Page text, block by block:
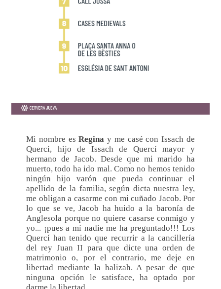
Mi nombre esReginay me casé con Issach de
Quercí, hijo de Issach de Quercí mayor y
hermano de Jacob. Desde que mi marido ha
muerto, todo ha ido mal. Como no hemos tenido
ningún hijo varón que pueda continuar el
apellido de la familia, según dicta nuestra ley,
me obligan a casarme con mi cuñado Jacob. Por
lo que se ve, Jacob ha huido a la baronía de
Anglesola porque no quiere casarse conmigo y
yo... ¡pues a mí nadie me ha preguntado!!! Los
Quercí han tenido que recurrir a la cancillería
del rey Juan II para que dicte una orden de
matrimonio o, por el contrario, me deje en
libertad mediante la halizah. A pesar de que
ninguna opción le satisface, ha optado por